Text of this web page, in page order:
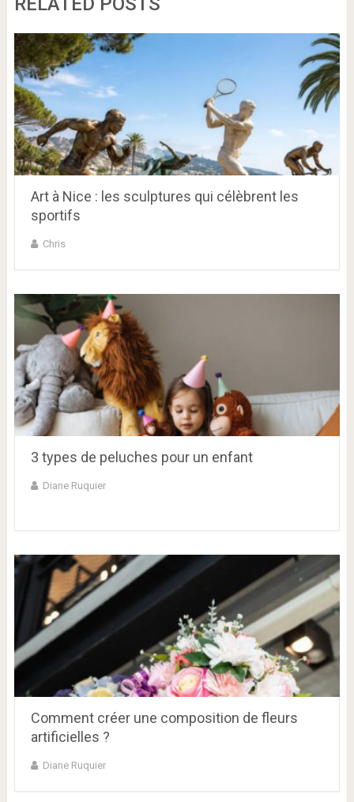
Art à Nice : les sculptures qui célèbrent les
sportifs
Chris
3 types de peluches pour un enfant
Diane Ruquier
Comment créer une composition de fleurs
artificielles ?
Diane Ruquier